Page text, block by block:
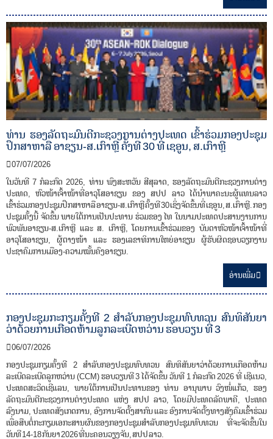
ທ່ານ ຮອງລັດຖະມົນຕີກະຊວງການຕ່າງປະເທດ ເຂົ້າຮ່ວມກອງປະຊຸມ
ປຶກສາຫາລື ອາຊຽນ-ສ.ເກົາຫຼີ ຄັ້ງທີ 30 ທີ່ ເຊອູນ, ສ.ເກົາຫຼີ
07/07/2026
ໃນວັນທີ 7 ກໍລະກົດ 2026, ທ່ານ ພົງສະຫວັນ ສີສຸລາດ, ຮອງລັດຖະມົນຕີກະຊວງການຕ່າງ
ປະເທດ, ຫົວໜ້າເຈົ້າໜ້າທີ່ອາວຸໂສອາຊຽນ ຂອງ ສປປ ລາວ ໄດ້ນໍາພາຄະນະຜູ້ແທນລາວ
ເຂົ້າຮ່ວມກອງປະຊຸມປຶກສາຫາລື ອາຊຽນ-ສ.ເກົາຫຼີ ຄັ້ງທີ 30 ເຊິ່ງຈັດຂຶ້ນທີ່ ເຊອູນ, ສ.ເກົາຫຼີ. ກອງ
ປະຊຸມຄັ້ງນີ້ ຈັດຂຶ້ນ ພາຍໃຕ້ການເປັນປະທານ ຮ່ວມຂອງ ໄທ ໃນນາມປະເທດປະສານງານການ
ພົວພັນອາຊຽນ-ສ.ເກົາຫຼີ ແລະ ສ. ເກົາຫຼີ, ໂດຍການເຂົ້າຮ່ວມຂອງ ບັນດາຫົວໜ້າເຈົ້າໜ້າທີ່
ອາວຸໂສອາຊຽນ, ຜູ້ຕາງໜ້າ ແລະ ຮອງເລຂາທິການໃຫຍ່ອາຊຽນ ຜູ້ຮັບຜິດຊອບວຽກງານ
ປະຊາຄົມການເມືອງ-ຄວາມໝັ້ນຄົງອາຊຽນ.
ອ່ານ​ເພີ່ມ
ກອງປະຊຸມກະກຽມຄັ້ງທີ 2 ສໍາລັບກອງປະຊຸມທົບທວນ ສົນທິສັນຍາ
ວ່າດ້ວຍການເກືອດຫ້າມລູກລະເບີດຫວ່ານ ຮອບວຽນ ທີ່ 3
06/07/2026
ກອງປະຊຸມກຽມຄັ້ງທີ 2 ສໍາລັບກອງປະຊຸມທົບທວນ ສົນທິສັນຍາວ່າດ້ວຍການເກືອດຫ້າມ
ລະເບີດລະເບີດລູກຫວ່ານ (CCM) ຮອບວຽນທີ 3 ໄດ້ຈັດຂຶ້ນ ວັນທີ 1 ກໍລະກົດ 2026 ທີ່ ເຊີແນວ,
ປະເທດສະວິດເຊີແລນ, ພາຍໃຕ້ການເປັນປະທານຂອງ ທ່ານ ອານຸພາບ ວົງໜໍ່ແກ້ວ, ຮອງ
ລັດຖະມົນຕີກະຊວງການຕ່າງປະເທດ ແຫ່ງ ສປປ ລາວ, ໂດຍມີປະເທດລັດພາຄີ, ປະເທດ
ລົງນາມ, ປະເທດສັງເກດການ, ອົງການຈັດຕັ້ງສາກົນ ແລະ ອົງການຈັດຕັ້ງທາງສັງຄົມເຂົ້າຮ່ວມ
ເພື່ອສືບຕໍ່ກະກຽມເອກະສານຜົນຂອງກອງປະຊຸມສຳລັບກອງປະຊຸມທົບທວນ ທີ່ຈະຈັດຂຶ້ນໃນ
ວັນທີ 14-18 ກັນຍາ 2026 ທີ່ນະຄອນວຽງຈັນ, ສປປ ລາວ.